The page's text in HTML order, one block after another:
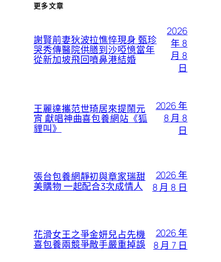
更多文章
謝賢前妻狄波拉憔悴現身 甄珍
哭秀傳醫院供膳到沙啞憶當年
從新加坡飛回噴鼻港結婚
2026
年 8
月 8
日
王麗達攜范世琦居來提鬧元
宵 獻唱神曲喜包養網站《狐
貍叫》
2026 年
8 月 8
日
張台包養網靜初與章家瑞甜
美購物 一起配合3次成情人
2026 年
8 月 8 日
花滑女王之爭金妍兒占先機
喜包養兩競爭敵手嚴重掉誤
2026 年
8 月 7 日